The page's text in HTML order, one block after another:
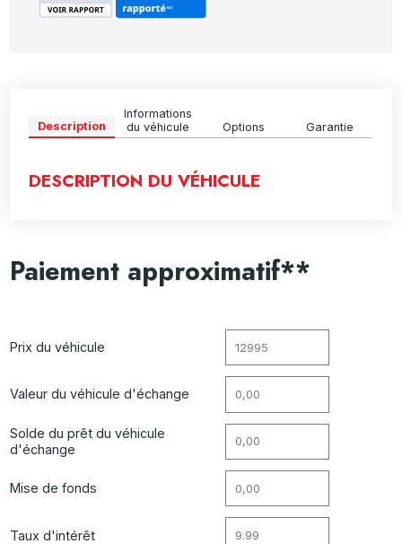
Description
Informations
du véhicule
Options Garantie
DESCRIPTION DU VÉHICULE
Paiement approximatif**
Prix du véhicule
Valeur du véhicule d'échange
Solde du prêt du véhicule
d'échange
Mise de fonds
Taux d'intérêt